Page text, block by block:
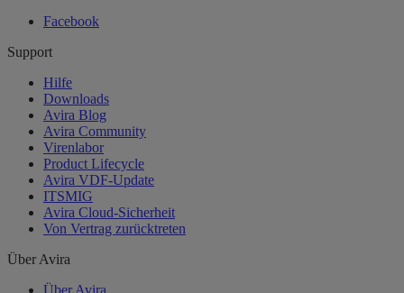
Facebook
Support
Hilfe
Downloads
Avira Blog
Avira Community
Virenlabor
Product Lifecycle
Avira VDF-Update
ITSMIG
Avira Cloud-Sicherheit
Von Vertrag zurücktreten
Über Avira